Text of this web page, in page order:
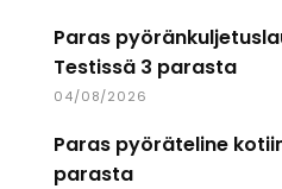
Paras
Testissä 3 parasta
04/08/2026
Paras pyöräteline
parasta